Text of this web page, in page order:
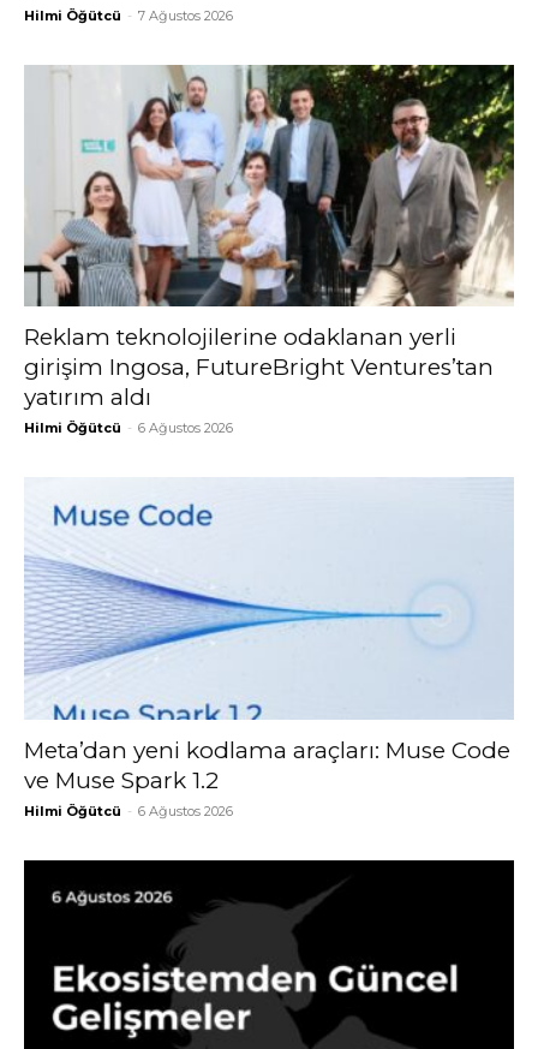
Hilmi Öğütcü - 7 Ağustos 2026
Reklam teknolojilerine odaklanan yerli
girişim Ingosa, FutureBright Ventures’tan
yatırım aldı
Hilmi Öğütcü - 6 Ağustos 2026
Meta’dan yeni kodlama araçları: Muse Code
ve Muse Spark 1.2
Hilmi Öğütcü - 6 Ağustos 2026